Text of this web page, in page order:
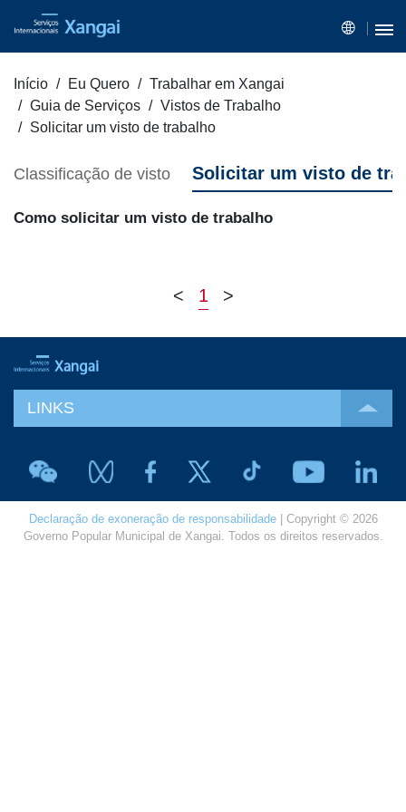
Início Eu Quero
Trabalhar em Xangai
Guia de Serviços
Vistos de Trabalho
Solicitar um visto de trabalho
Classificação de visto Solicitar um visto de
Como solicitar um visto de trabalho
< 1 >
LINKS
Declaração de exoneração de responsabilidade| Copyright © 2026
Governo Popular Municipal de Xangai. Todos os direitos reservados.